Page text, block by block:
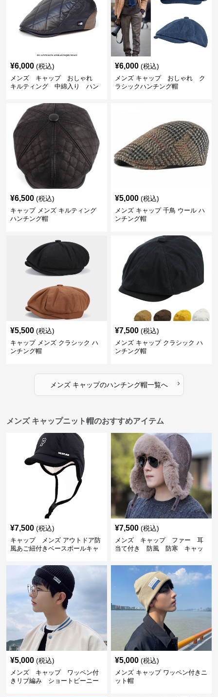
¥6,000 (税込)
メンズ キャップ おしゃれ
キルティング 中綿入り ハン
¥6,000 (税込)
メンズ キャップ おしゃれ ク
ラシックハンチング帽
¥6,500 (税込)
キャップ メンズ キルティング
ハンチング帽
¥5,000 (税込)
メンズ キャップ 千鳥 ウール ハ
ンチング帽
¥5,500 (税込)
キャップ メンズ クラシック ハ
ンチング帽
¥7,500 (税込)
メンズ キャップ クラシック ハ
ンチング帽
メンズ キャップのハンチング帽一覧へ ›
メンズ キャップニット帽のおすすめアイテム
¥7,500 (税込)
キャップ メンズ アウトドア防
風あご紐付きベースボールキャ
¥7,500 (税込)
メンズ キャップ ファー 耳
当て付き 防風 防寒 キャッ
¥5,000 (税込)
メンズ キャップ ワッペン付
きリブ編み ショートビーニー
¥5,000 (税込)
メンズ キャップ ワッペン付きニ
ット帽